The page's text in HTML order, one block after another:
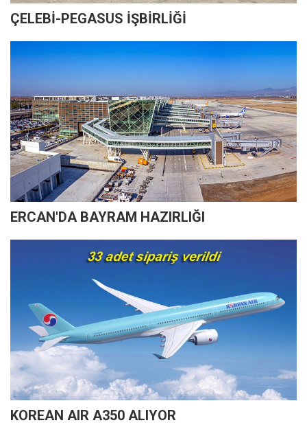
ÇELEBİ-PEGASUS İŞBİRLİĞİ
ERCAN'DA BAYRAM HAZIRLIĞI
KOREAN AIR A350 ALIYOR